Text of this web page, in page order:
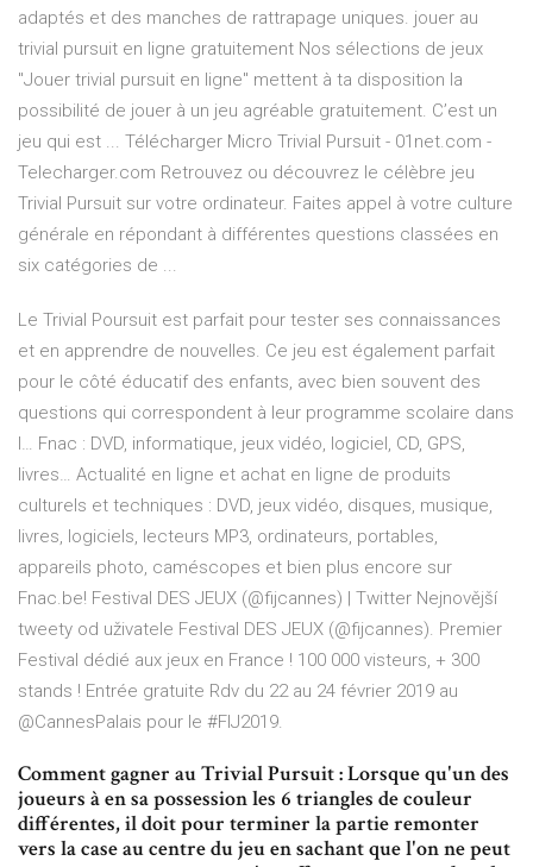
adaptés et des manches de rattrapage uniques. jouer au
trivial pursuit en ligne gratuitement Nos sélections de jeux
"Jouer trivial pursuit en ligne" mettent à ta disposition la
possibilité de jouer à un jeu agréable gratuitement. C’est un
jeu qui est ... Télécharger Micro Trivial Pursuit - 01net.com -
Telecharger.com Retrouvez ou découvrez le célèbre jeu
Trivial Pursuit sur votre ordinateur. Faites appel à votre culture
générale en répondant à différentes questions classées en
six catégories de ...
Le Trivial Poursuit est parfait pour tester ses connaissances
et en apprendre de nouvelles. Ce jeu est également parfait
pour le côté éducatif des enfants, avec bien souvent des
questions qui correspondent à leur programme scolaire dans
l… Fnac : DVD, informatique, jeux vidéo, logiciel, CD, GPS,
livres… Actualité en ligne et achat en ligne de produits
culturels et techniques : DVD, jeux vidéo, disques, musique,
livres, logiciels, lecteurs MP3, ordinateurs, portables,
appareils photo, caméscopes et bien plus encore sur
Fnac.be! Festival DES JEUX (@fijcannes) | Twitter Nejnovější
tweety od uživatele Festival DES JEUX (@fijcannes). Premier
Festival dédié aux jeux en France ! 100 000 visteurs, + 300
stands ! Entrée gratuite Rdv du 22 au 24 février 2019 au
@CannesPalais pour le #FIJ2019.
Comment gagner au Trivial Pursuit : Lorsque qu'un des
joueurs à en sa possession les 6 triangles de couleur
différentes, il doit pour terminer la partie remonter
vers la case au centre du jeu en sachant que l'on ne peut